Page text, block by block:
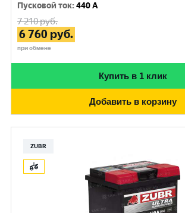
Пусковой ток:440 A
7 210руб.
6 760 руб.
при обмене
Купить в 1 клик
Добавить в корзину
ZUBR